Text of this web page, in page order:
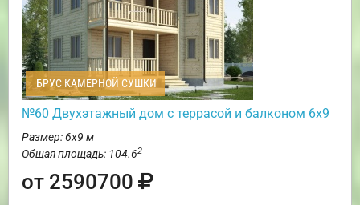
БРУС КАМЕРНОЙ СУШКИ
№60 Двухэтажный дом с террасой и балконом 6х9
Размер: 6х9 м
Общая площадь: 104.62
от 2590700